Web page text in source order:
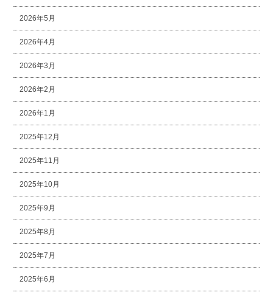
2026年5月
2026年4月
2026年3月
2026年2月
2026年1月
2025年12月
2025年11月
2025年10月
2025年9月
2025年8月
2025年7月
2025年6月